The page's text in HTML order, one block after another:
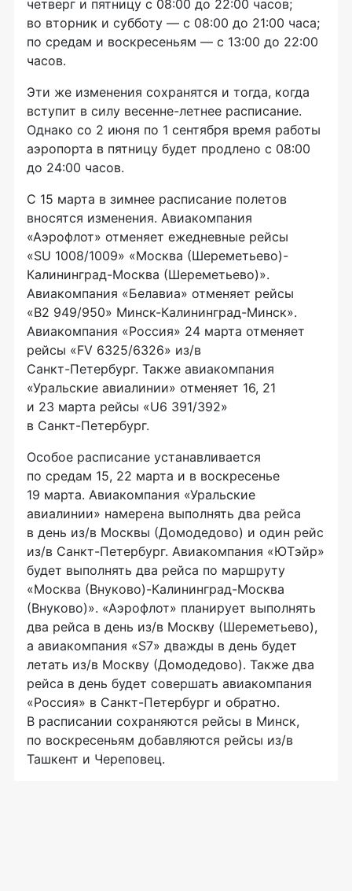
четверг и пятницу с 08:00 до 22:00 часов;
во вторник и субботу — с 08:00 до 21:00 часа;
по средам и воскресеньям — с 13:00 до 22:00
часов.
Эти же изменения сохранятся и тогда, когда
вступит в силу весенне-летнее расписание.
Однако со 2 июня по 1 сентября время работы
аэропорта в пятницу будет продлено с 08:00
до 24:00 часов.
С 15 марта в зимнее расписание полетов
вносятся изменения. Авиакомпания
«Аэрофлот» отменяет ежедневные рейсы
«SU 1008/1009» «Москва (Шереметьево)-
Калининград-Москва (Шереметьево)».
Авиакомпания «Белавиа» отменяет рейсы
«В2 949/950» Минск-Калининград-Минск».
Авиакомпания «Россия» 24 марта отменяет
рейсы «FV 6325/6326» из/в
Санкт-Петербург. Также авиакомпания
«Уральские авиалинии» отменяет 16, 21
и 23 марта рейсы «U6 391/392»
в Санкт-Петербург.
Особое расписание устанавливается
по средам 15, 22 марта и в воскресенье
19 марта. Авиакомпания «Уральские
авиалинии» намерена выполнять два рейса
в день из/в Москвы (Домодедово) и один рейс
из/в Санкт-Петербург. Авиакомпания «ЮТэйр»
будет выполнять два рейса по маршруту
«Москва (Внуково)-Калининград-Москва
(Внуково)». «Аэрофлот» планирует выполнять
два рейса в день из/в Москву (Шереметьево),
а авиакомпания «S7» дважды в день будет
летать из/в Москву (Домодедово). Также два
рейса в день будет совершать авиакомпания
«Россия» в Санкт-Петербург и обратно.
В расписании сохраняются рейсы в Минск,
по воскресеньям добавляются рейсы из/в
Ташкент и Череповец.